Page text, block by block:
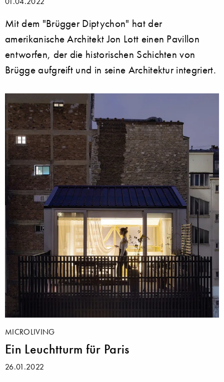
Mit dem "Brügger Diptychon" hat der
amerikanische Architekt Jon Lott einen Pavillon
entworfen, der die historischen Schichten von
Brügge aufgreift und in seine Architektur integriert.
MICROLIVING
Ein Leuchtturm für Paris
26.01.2022